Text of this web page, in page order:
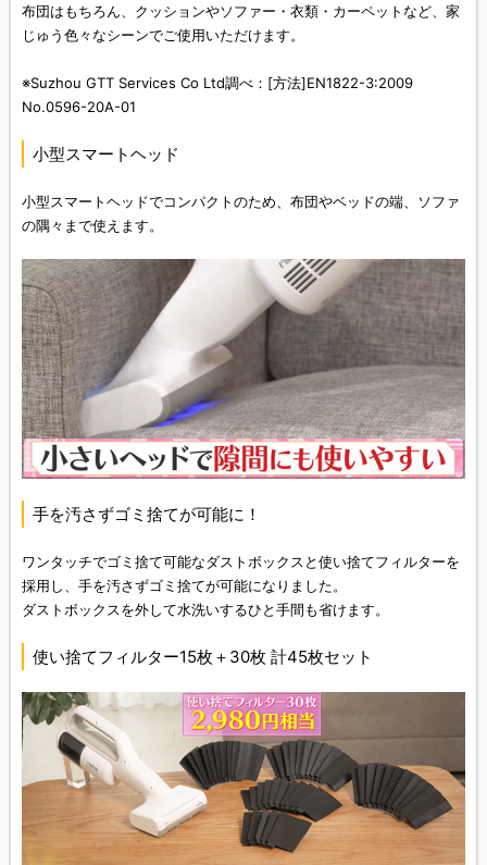
布団はもちろん、クッションやソファー・衣類・カーペットなど、家
じゅう色々なシーンでご使用いただけます。
※Suzhou GTT Services Co Ltd調べ：[方法]EN1822-3:2009
No.0596-20A-01
小型スマートヘッド
小型スマートヘッドでコンパクトのため、布団やベッドの端、ソファ
の隅々まで使えます。
手を汚さずゴミ捨てが可能に！
ワンタッチでゴミ捨て可能なダストボックスと使い捨てフィルターを
採用し、手を汚さずゴミ捨てが可能になりました。
ダストボックスを外して水洗いするひと手間も省けます。
使い捨てフィルター15枚＋30枚 計45枚セット